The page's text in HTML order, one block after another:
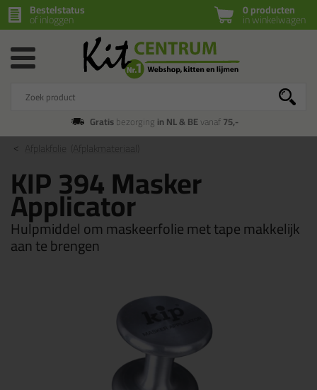
0 producten
in winkelwagen
Bestelstatus
of inloggen
Gratisbezorging in NL & BEvanaf75,-
Afplakfolie (Afplakmateriaal)
KIP 394 Masker
Applicator
Hulpmiddel om maskeerfolie met tape makkelijk
aan te brengen